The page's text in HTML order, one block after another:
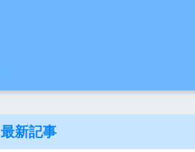
最新記事